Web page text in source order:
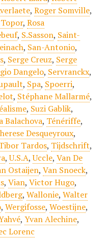
, Roger Somville,
, Rosa
, S.Sasson, Saint-
, San-Antonio,
, Serge Creuz, Serge
Dangelo, Servranckx,
, Spa, Spoerri,
, Stéphane Mallarmé,
, Suzi Gablik,
Balachova, Ténériffe,
Desqueyroux,
Tardos, Tijdschrift,
,U.S.A,Uccle, Van De
Ostaijen, Van Snoeck,
, Vian, Victor Hugo,
, Wallonie, Walter
, Wergifosse, Woestijne,
, Yvan Alechine,
Lorenc